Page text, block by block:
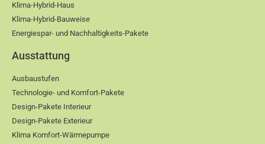
Klima-Hybrid-Haus
Klima-Hybrid-Bauweise
Energiespar- und Nachhaltigkeits-Pakete
Ausstattung
Ausbaustufen
Technologie- und Komfort-Pakete
Design-Pakete Interieur
Design-Pakete Exterieur
Klima Komfort-Wärmepumpe